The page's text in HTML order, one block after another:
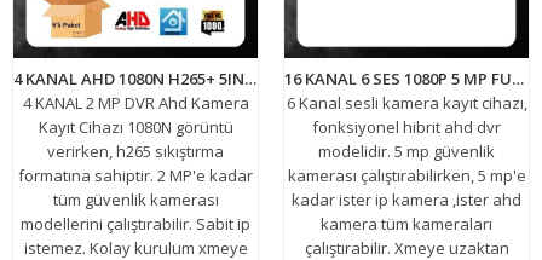
4 KANAL AHD 1080N H265+ 5IN1 HİBRİT DVR XMEYE KAMERA KAYIT CİHAZI ARNA-4042 EKONOMİK 5'Lİ PAKET
4 KANAL 2 MP DVR Ahd Kamera
Kayıt Cihazı 1080N görüntü
verirken, h265 sıkıştırma
formatına sahiptir. 2 MP'e kadar
tüm güvenlik kamerası
modellerini çalıştırabilir. Sabit ip
istemez. Kolay kurulum xmeye
16 KANAL 6 SES 1080P 5 MP FULL HD 5IN1 HİBRİT H265+ FONKSİYONEL KAMERA KAYIT CİHAZI DVR ARNA-4566
6 Kanal sesli kamera kayıt cihazı,
fonksiyonel hibrit ahd dvr
modelidir. 5 mp güvenlik
kamerası çalıştırabilirken, 5 mp'e
kadar ister ip kamera ,ister ahd
kamera tüm kameraları
çalıştırabilir. Xmeye uzaktan